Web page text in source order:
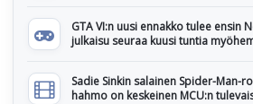
GTA VI:n uusi ennakko tulee ensin
julkaisu seuraa kuusi tuntia
Sadie Sinkin salainen Spider-Man-
hahmo on keskeinen MCU:n